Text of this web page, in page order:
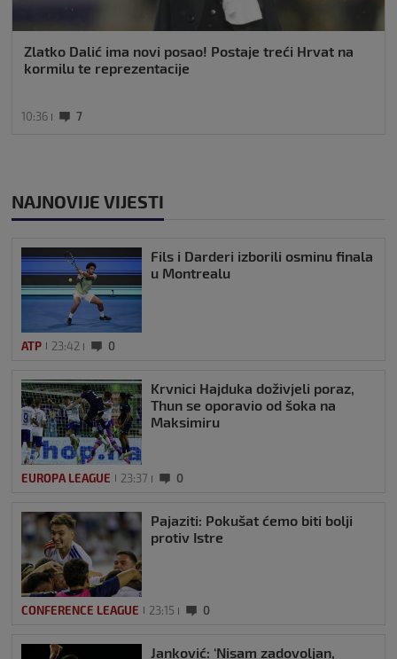
Zlatko Dalić ima novi posao! Postaje treći Hrvat na
kormilu te reprezentacije
10:36 7
NAJNOVIJE VIJESTI
Fils i Darderi izborili osminu finala
u Montrealu
ATP 23:42 0
Krvnici Hajduka doživjeli poraz,
Thun se oporavio od šoka na
Maksimiru
EUROPA LEAGUE 23:37 0
Pajaziti: Pokušat ćemo biti bolji
protiv Istre
CONFERENCE LEAGUE 23:15 0
Janković: ‘Nisam zadovoljan,